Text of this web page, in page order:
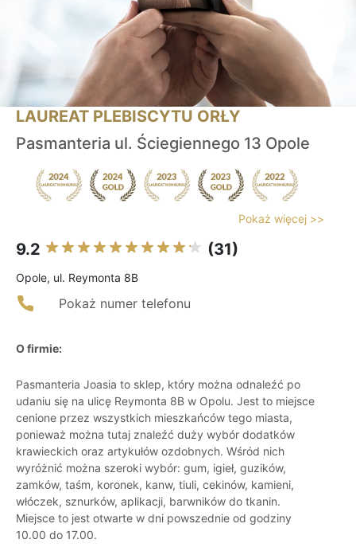
LAUREAT PLEBISCYTU ORŁY
Pasmanteria ul. Ściegiennego 13 Opole
Pokaż więcej >>
9.2 (31)
Opole, ul. Reymonta 8B
Pokaż numer telefonu
O firmie:
Pasmanteria Joasia to sklep, który można odnaleźć po
udaniu się na ulicę Reymonta 8B w Opolu. Jest to miejsce
cenione przez wszystkich mieszkańców tego miasta,
ponieważ można tutaj znaleźć duży wybór dodatków
krawieckich oraz artykułów ozdobnych. Wśród nich
wyróżnić można szeroki wybór: gum, igieł, guzików,
zamków, taśm, koronek, kanw, tiuli, cekinów, kamieni,
włóczek, sznurków, aplikacji, barwników do tkanin.
Miejsce to jest otwarte w dni powszednie od godziny
10.00 do 17.00.